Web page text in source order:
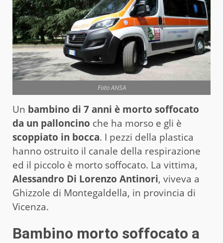
Foto ANSA
Un bambino di 7 anni è morto soffocato
da un palloncino che ha morso e gli è
scoppiato in bocca. I pezzi della plastica
hanno ostruito il canale della respirazione
ed il piccolo è morto soffocato. La vittima,
Alessandro Di Lorenzo Antinori, viveva a
Ghizzole di Montegaldella, in provincia di
Vicenza.
Bambino morto soffocato a